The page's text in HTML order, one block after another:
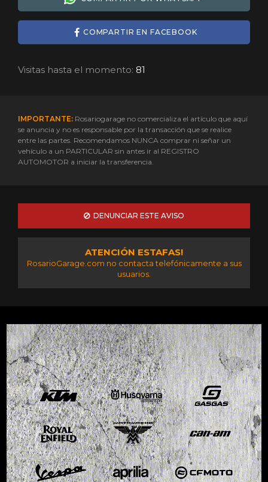
COMPARTIR EN FACEBOOK
Visitas hasta el momento: 81
IMPORTANTE: Rosariogarage no comercializa el artículo que aquí
se anuncia y no es responsable por la transacción que se realice
entre las partes. Recomendamos NUNCA comprar ni señar un
vehículo a un PARTICULAR sin antes ir al REGISTRO
AUTOMOTOR a iniciar la transferencia.
DENUNCIAR ESTE AVISO
ATENCIÓN ESTAFAS!
RosarioGarage.com no contacta telefónicamente a sus
usuarios.